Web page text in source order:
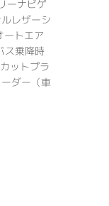
ーナビゲ
レザーシ
ートエア
ス乗降時
ットプラ
ダー（車